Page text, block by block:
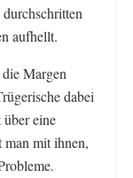
aufhellt.
Margen
dabei
eine
man mit ihnen,